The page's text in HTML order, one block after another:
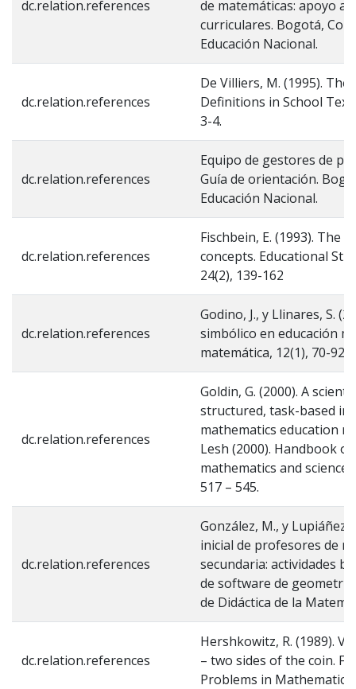
dc.relation.references
de matemáticas: apoyo a
curriculares. Bogotá,
Educación Nacional.
dc.relation.references
De Villiers, M. (1995).
Definitions in School
3-4.
dc.relation.references
Equipo de gestores de
Guía de orientación.
Educación Nacional.
dc.relation.references
Fischbein, E. (1993). The
concepts. Educational
24(2), 139-162
dc.relation.references
Godino, J., y Llinares, S.
simbólico en educación
matemática, 12(1), 70-92.
dc.relation.references
Goldin, G. (2000). A
structured, task-based
mathematics education
Lesh (2000). Handbook
mathematics and science
517 – 545.
dc.relation.references
González, M., y Lupiáñez,
inicial de profesores de
secundaria: actividades
de software de geometría
de Didáctica de la
dc.relation.references
Hershkowitz, R. (1989).
– two sides of the coin.
Problems in